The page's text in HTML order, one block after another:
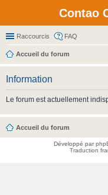
Contao
Raccourcis FAQ
Accueil du forum
Information
Le forum est actuellement
Accueil du forum
Développé par
Traduction